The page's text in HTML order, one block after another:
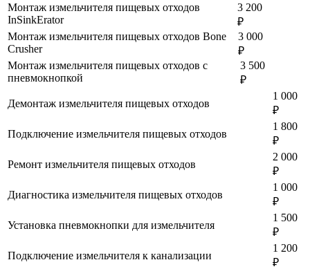
Монтаж измельчителя пищевых отходов
InSinkErator
3 200
₽
Монтаж измельчителя пищевых отходов Bone
Crusher
3 000
₽
Монтаж измельчителя пищевых отходов с
пневмокнопкой
3 500
₽
Демонтаж измельчителя пищевых отходов
1 000
₽
Подключение измельчителя пищевых отходов
1 800
₽
Ремонт измельчителя пищевых отходов
2 000
₽
Диагностика измельчителя пищевых отходов
1 000
₽
Установка пневмокнопки для измельчителя
1 500
₽
Подключение измельчителя к канализации
1 200
₽